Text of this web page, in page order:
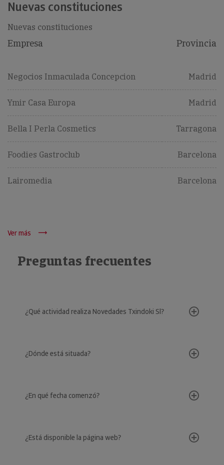
Nuevas constituciones
Nuevas constituciones
Empresa Provincia
Negocios Inmaculada Concepcion Madrid
Ymir Casa Europa Madrid
Bella I Perla Cosmetics Tarragona
Foodies Gastroclub Barcelona
Lairomedia Barcelona
Ver más
Preguntas frecuentes
¿Qué actividad realiza Novedades Txindoki Sl?
¿Dónde está situada?
¿En qué fecha comenzó?
¿Está disponible la página web?